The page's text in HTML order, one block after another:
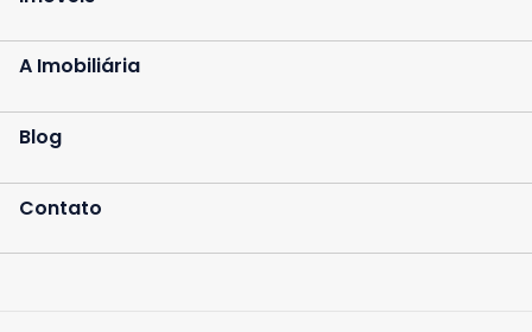
A Imobiliária
Blog
Contato